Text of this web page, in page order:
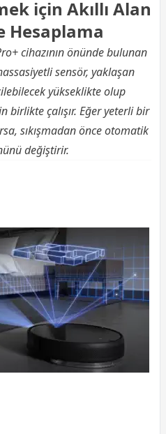
için Akıllı Alan
Hesaplama
cihazının önünde bulunan
sensör, yaklaşan
yükseklikte olup
birlikte çalışır. Eğer yeterli bir
sıkışmadan önce otomatik
değiştirir.